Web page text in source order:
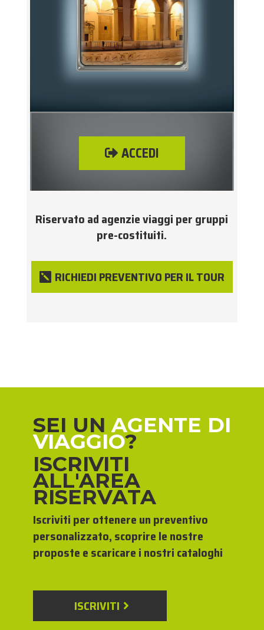
ACCEDI
Riservato ad agenzie viaggi per gruppi
pre-costituiti.
RICHIEDI PREVENTIVO PER IL TOUR
SEI UN AGENTE DI
VIAGGIO?
ISCRIVITI
ALL'AREA
RISERVATA
Iscriviti per ottenere un preventivo
personalizzato, scoprire le nostre
proposte e scaricare i nostri cataloghi
ISCRIVITI